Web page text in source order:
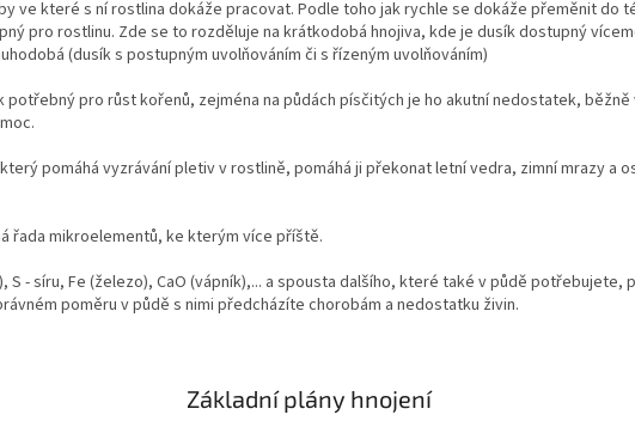
ve které s ní rostlina dokáže pracovat. Podle toho jak rychle se dokáže přeměnit do
pro rostlinu. Zde se to rozděluje na krátkodobá hnojiva, kde je dusík dostupný
(dusík s postupným uvolňováním či s řízeným uvolňováním)
potřebný pro růst kořenů, zejména na půdách písčitých je ho akutní nedostatek, běžně
pomáhá vyzrávání pletiv v rostlině, pomáhá ji překonat letní vedra, zimní mrazy a
řada mikroelementů, ke kterým více příště.
S - síru, Fe (železo), CaO (vápník),... a spousta dalšího, které také v půdě potřebujete,
poměru v půdě s nimi předcházíte chorobám a nedostatku živin.
Základní plány hnojení